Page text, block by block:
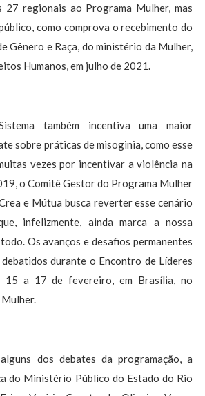
27 regionais ao Programa Mulher, mas
como comprova o recebimento do
Gênero e Raça, do ministério da Mulher,
Humanos, em julho de 2021.
também incentiva uma maior
sobre práticas de misoginia, como esse
vezes por incentivar a violência na
o Comitê Gestor do Programa Mulher
e Mútua busca reverter esse cenário
infelizmente, ainda marca a nossa
Os avanços e desafios permanentes
durante o Encontro de Líderes
15 a 17 de fevereiro, em Brasília, no
dos debates da programação, a
do Ministério Público do Estado do Rio